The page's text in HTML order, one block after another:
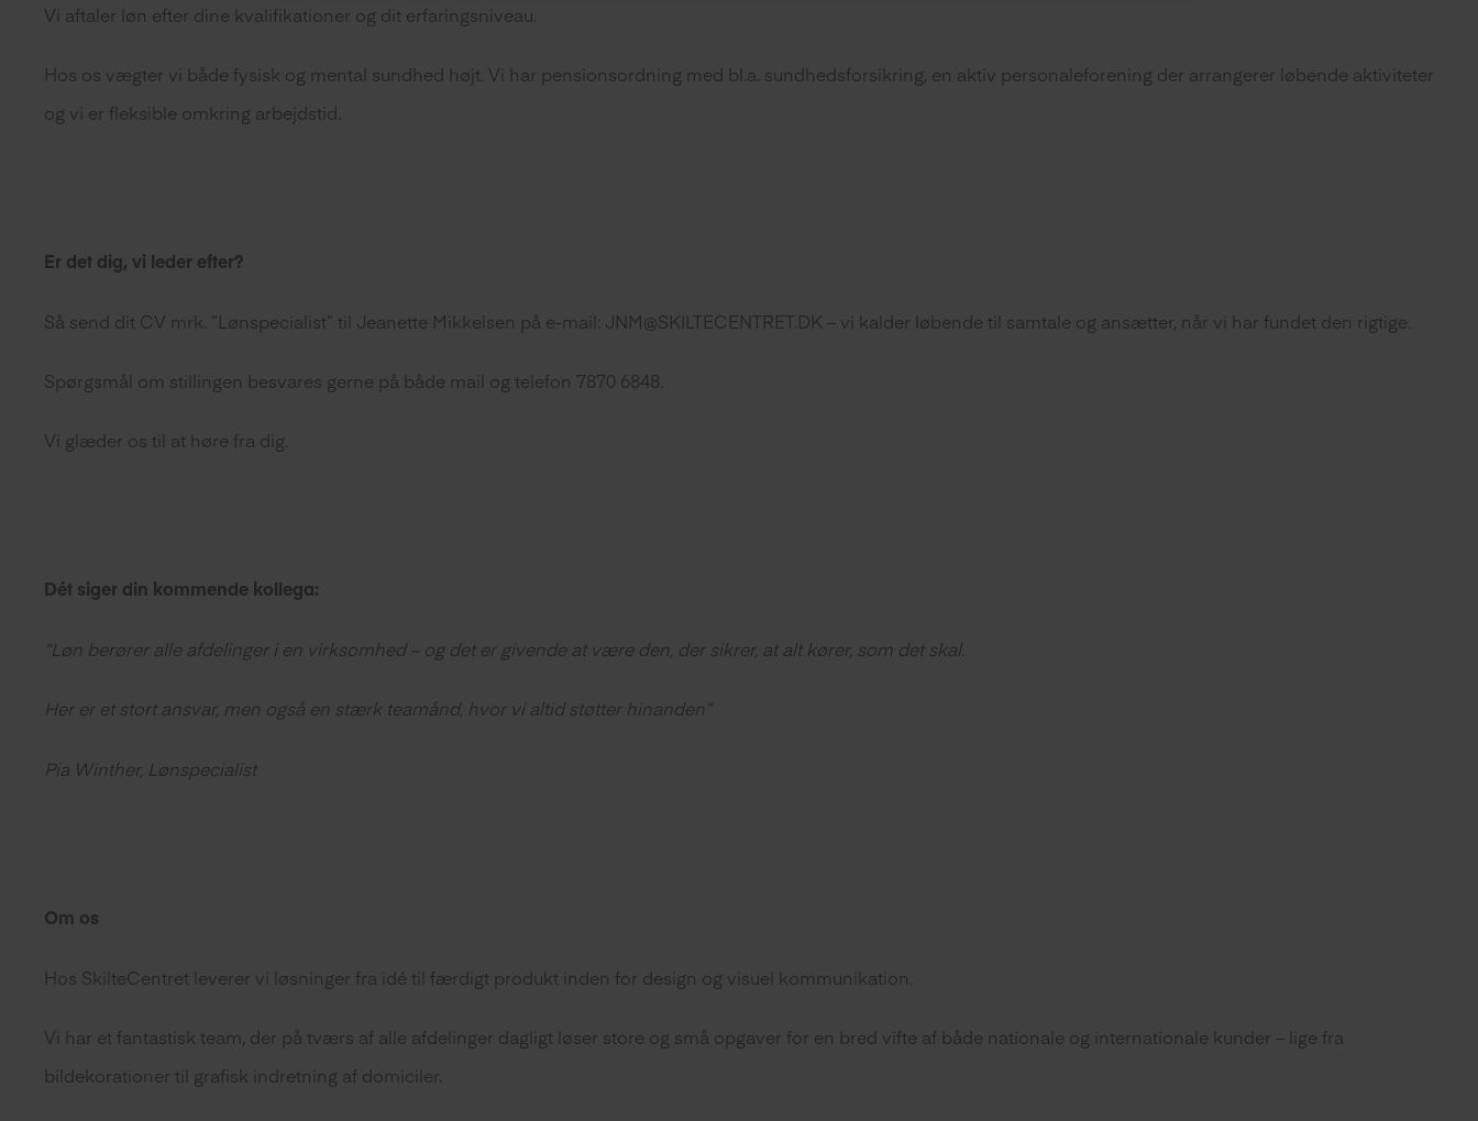
Vi aftaler løn efter dine kvalifikationer og dit erfaringsniveau.
Hos os vægter vi både fysisk og mental sundhed højt. Vi har pensionsordning med bl.a. sundhedsforsikring, en aktiv personaleforening der arrangerer løbende aktiviteter
og vi er fleksible omkring arbejdstid.
Er det dig, vi leder efter?
Så send dit CV mrk. “Lønspecialist” til Jeanette Mikkelsen på e-mail: JNM@SKILTECENTRET.DK – vi kalder løbende til samtale og ansætter, når vi har fundet den rigtige.
Spørgsmål om stillingen besvares gerne på både mail og telefon 7870 6848.
Vi glæder os til at høre fra dig.
Dét siger din kommende kollega:
“Løn berører alle afdelinger i en virksomhed – og det er givende at være den, der sikrer, at alt kører, som det skal.
Her er et stort ansvar, men også en stærk teamånd, hvor vi altid støtter hinanden”
Pia Winther, Lønspecialist
Om os
Hos SkilteCentret leverer vi løsninger fra idé til færdigt produkt inden for design og visuel kommunikation.
Vi har et fantastisk team, der på tværs af alle afdelinger dagligt løser store og små opgaver for en bred vifte af både nationale og internationale kunder – lige fra
bildekorationer til grafisk indretning af domiciler.